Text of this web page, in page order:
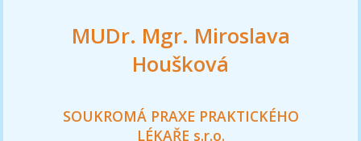
MUDr. Mgr. Miroslava
Houšková
SOUKROMÁ PRAXE PRAKTICKÉHO
LÉKAŘE s.r.o.